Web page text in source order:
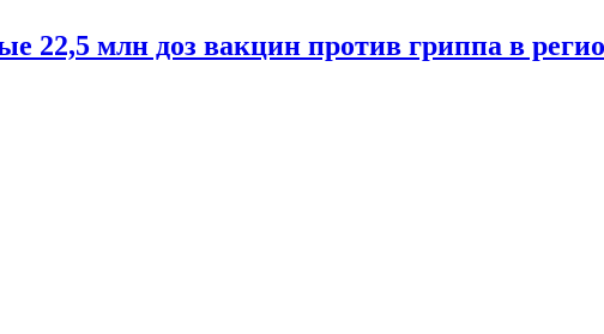
22,5 млн доз вакцин против гриппа в